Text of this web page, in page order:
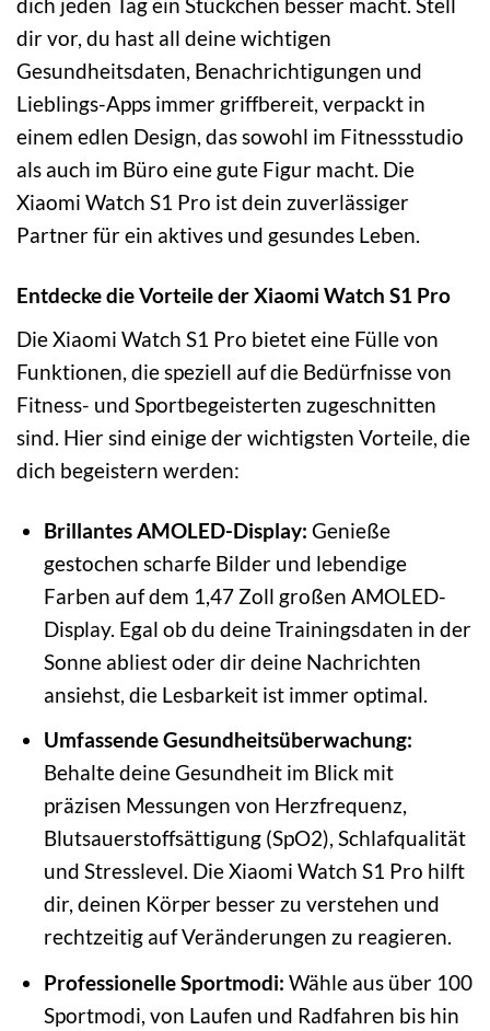
dir vor, du hast all deine wichtigen
Gesundheitsdaten, Benachrichtigungen und
Lieblings-Apps immer griffbereit, verpackt in
einem edlen Design, das sowohl im Fitnessstudio
als auch im Büro eine gute Figur macht. Die
Xiaomi Watch S1 Pro ist dein zuverlässiger
Partner für ein aktives und gesundes Leben.
Entdecke die Vorteile der Xiaomi Watch S1 Pro
Die Xiaomi Watch S1 Pro bietet eine Fülle von
Funktionen, die speziell auf die Bedürfnisse von
Fitness- und Sportbegeisterten zugeschnitten
sind. Hier sind einige der wichtigsten Vorteile, die
dich begeistern werden:
Brillantes AMOLED-Display: Genieße
gestochen scharfe Bilder und lebendige
Farben auf dem 1,47 Zoll großen AMOLED-
Display. Egal ob du deine Trainingsdaten in der
Sonne abliest oder dir deine Nachrichten
ansiehst, die Lesbarkeit ist immer optimal.
Umfassende Gesundheitsüberwachung:
Behalte deine Gesundheit im Blick mit
präzisen Messungen von Herzfrequenz,
Blutsauerstoffsättigung (SpO2), Schlafqualität
und Stresslevel. Die Xiaomi Watch S1 Pro hilft
dir, deinen Körper besser zu verstehen und
rechtzeitig auf Veränderungen zu reagieren.
Professionelle Sportmodi: Wähle aus über 100
Sportmodi, von Laufen und Radfahren bis hin